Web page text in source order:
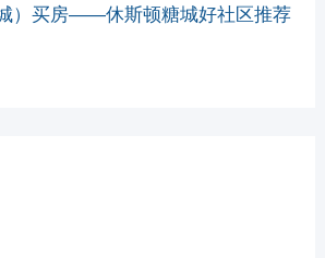
）买房——休斯顿糖城好社区推荐